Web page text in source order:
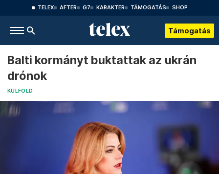
TELEX AFTER G7 KARAKTER TÁMOGATÁS SHOP
Támogatás
Balti kormányt buktattak az ukrán
drónok
KÜLFÖLD